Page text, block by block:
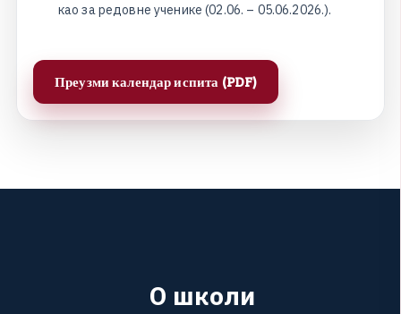
као заредовне ученике (02.06. – 05.06.2026.).
Преузми календар испита (PDF)
О школи